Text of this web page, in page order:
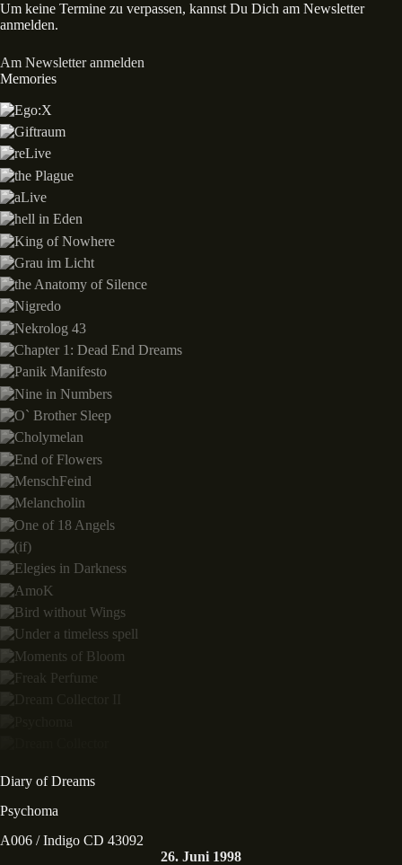
Um keine Termine zu verpassen, kannst Du Dich am Newsletter
anmelden.
Am Newsletter anmelden
Memories
Diary of Dreams
Psychoma
A006 / Indigo CD 43092
26. Juni 1998